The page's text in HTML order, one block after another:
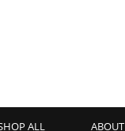
ALL ABOUT